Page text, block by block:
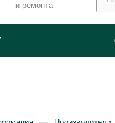
и ремонта